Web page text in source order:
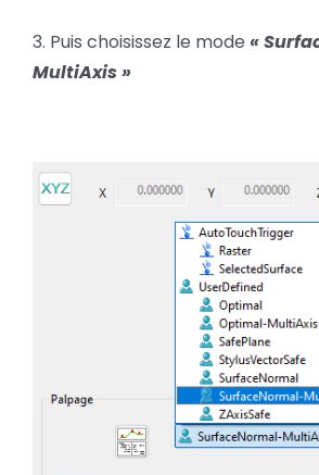
3. Puis choisissez le mode «
MultiAxis »